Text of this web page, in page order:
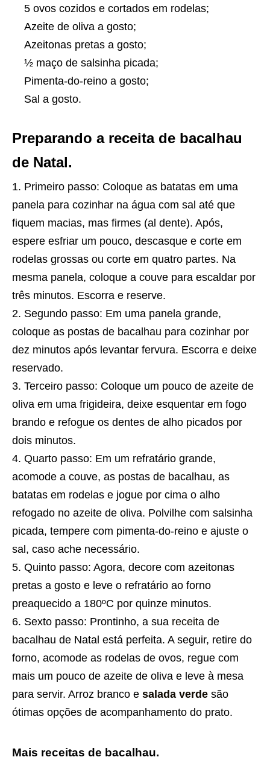
5 ovos cozidos e cortados em rodelas;
Azeite de oliva a gosto;
Azeitonas pretas a gosto;
½ maço de salsinha picada;
Pimenta-do-reino a gosto;
Sal a gosto.
Preparando a receita de bacalhau
de Natal.
Primeiro passo: Coloque as batatas em uma
panela para cozinhar na água com sal até que
fiquem macias, mas firmes (al dente). Após,
espere esfriar um pouco, descasque e corte em
rodelas grossas ou corte em quatro partes. Na
mesma panela, coloque a couve para escaldar por
três minutos. Escorra e reserve.
Segundo passo: Em uma panela grande,
coloque as postas de bacalhau para cozinhar por
dez minutos após levantar fervura. Escorra e deixe
reservado.
Terceiro passo: Coloque um pouco de azeite de
oliva em uma frigideira, deixe esquentar em fogo
brando e refogue os dentes de alho picados por
dois minutos.
Quarto passo: Em um refratário grande,
acomode a couve, as postas de bacalhau, as
batatas em rodelas e jogue por cima o alho
refogado no azeite de oliva. Polvilhe com salsinha
picada, tempere com pimenta-do-reino e ajuste o
sal, caso ache necessário.
Quinto passo: Agora, decore com azeitonas
pretas a gosto e leve o refratário ao forno
preaquecido a 180ºC por quinze minutos.
Sexto passo: Prontinho, a sua receita de
bacalhau de Natal está perfeita. A seguir, retire do
forno, acomode as rodelas de ovos, regue com
mais um pouco de azeite de oliva e leve à mesa
para servir. Arroz branco e salada verde são
ótimas opções de acompanhamento do prato.
Mais receitas de bacalhau.